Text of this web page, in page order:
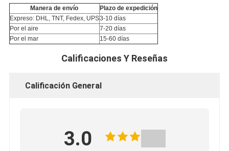
Manera de envío
Plazo de expedición
Expreso: DHL, TNT, Fedex, UPS3-10 días
Por el aire
7-20 días
Por el mar
15-60 días
Calificaciones Y Reseñas
Calificación General
3.0